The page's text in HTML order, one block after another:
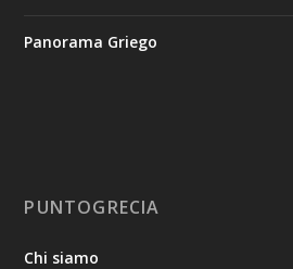
Panorama Griego
PUNTOGRECIA
Chi siamo